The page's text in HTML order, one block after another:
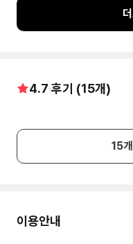
에 1593년에
웠다 고 합니
들어갈 수 가
4.7 후기 (15개)
15
이용안내